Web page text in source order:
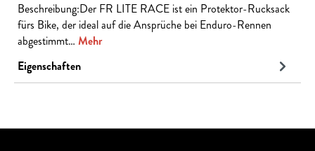
Beschreibung:Der FR LITE RACE ist ein Protektor-Rucksack
fürs Bike, der ideal auf die Ansprüche bei Enduro-Rennen
abgestimmt… Mehr
Eigenschaften